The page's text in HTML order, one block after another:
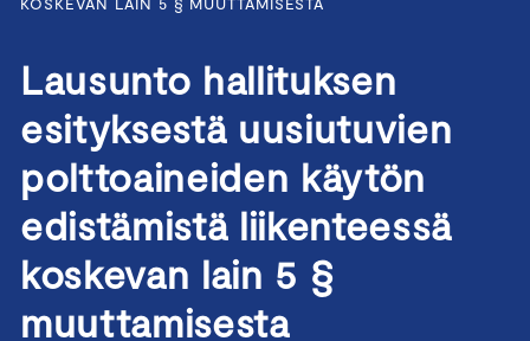
Lausunto hallituksen
esityksestä uusiutuvien
polttoaineiden käytön
edistämistä liikenteessä
koskevan lain 5 §
muuttamisesta